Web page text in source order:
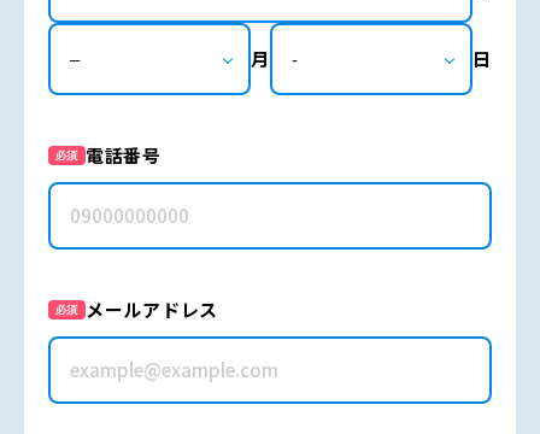
月 日
必須 電話番号
必須 メールアドレス